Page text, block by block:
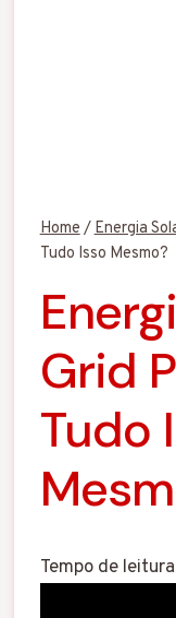
Home/Energia
Tudo Isso Mesmo?
Grid
Tudo
Tempo de